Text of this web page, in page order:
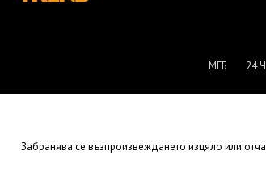
МГБ 24
Забранява се възпроизвеждането изцяло или